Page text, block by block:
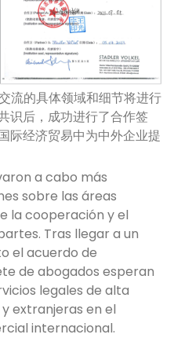
流的具体领域和细节将进行
识后，成功进行了合作签
际经济贸易中为中外企业提
a cabo más
sobre las áreas
la cooperación y el
Tras llegar a un
el acuerdo de
de abogados esperan
legales de alta
extranjeras en el
internacional.